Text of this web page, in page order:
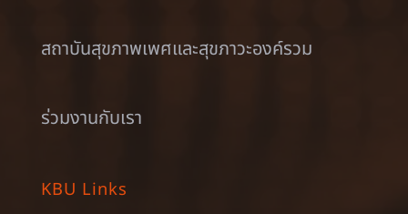
สถาบันสุขภาพเพศและสุขภาวะองค์รวม
ร่วมงานกับเรา
KBU Links